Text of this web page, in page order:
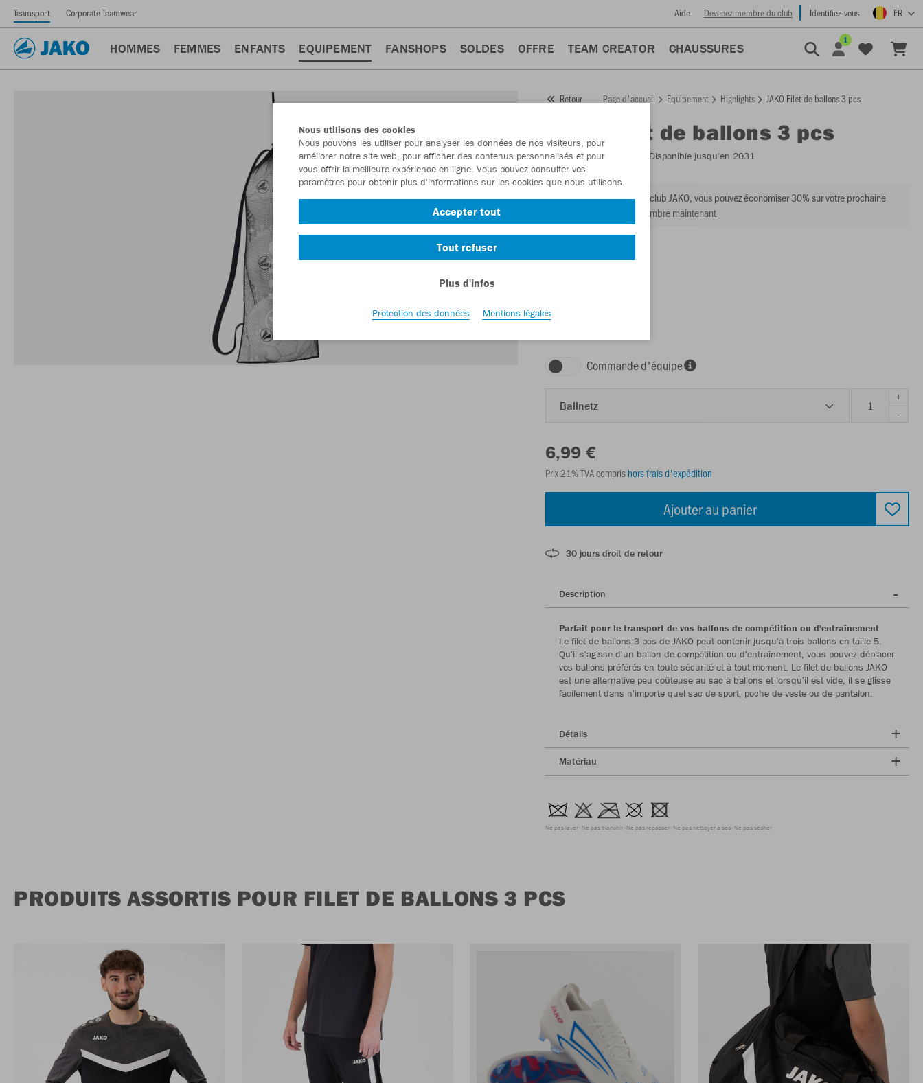
Teamsport Corporate Teamwear Aide Devenez membre du club Identifiez-vous FR
HOMMES FEMMES ENFANTS EQUIPEMENT FANSHOPS SOLDES OFFRE TEAM CREATOR CHAUSSURES
1
Retour Page d'accueil Equipement Highlights JAKO Filet de ballons 3 pcs
Filet de ballons 3 pcs
Numéro d’article: - Disponible jusqu'en 2031
En tant que membre du club JAKO, vous pouvez économiser 30% sur votre prochaine
Devenir membre maintenant
Commande d'équipe
Ballnetz
+
-
6,99 €
Prix 21% TVA compris hors frais d'expédition
Ajouter au panier
30 jours droit de retour
Description
Parfait pour le transport de vos ballons de compétition ou d'entraînement
Le filet de ballons 3 pcs de JAKO peut contenir jusqu'à trois ballons en taille 5.
Qu'il s'agisse d'un ballon de compétition ou d'entraînement, vous pouvez déplacer
vos ballons préférés en toute sécurité et à tout moment. Le filet de ballons JAKO
est une alternative peu coûteuse au sac à ballons et lorsqu'il est vide, il se glisse
facilement dans n'importe quel sac de sport, poche de veste ou de pantalon.
Détails
Matériau
Ne pas laver Ne pas blanchir Ne pas repasser Ne pas nettoyer à sec Ne pas sécher
PRODUITS ASSORTIS POUR FILET DE BALLONS 3 PCS
Nous utilisons des cookies
Nous pouvons les utiliser pour analyser les données de nos visiteurs, pour
améliorer notre site web, pour afficher des contenus personnalisés et pour
vous offrir la meilleure expérience en ligne. Vous pouvez consulter vos
paramètres pour obtenir plus d'informations sur les cookies que nous utilisons.
Accepter tout
Tout refuser
Plus d'infos
Protection des données Mentions légales